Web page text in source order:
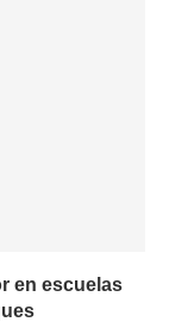
en escuelas